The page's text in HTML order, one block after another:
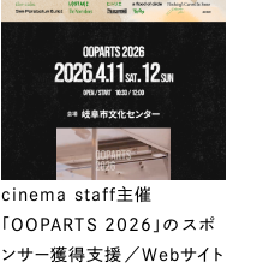
cinema staff主催
「OOPARTS 2026」のスポ
ンサー獲得支援／Webサイト